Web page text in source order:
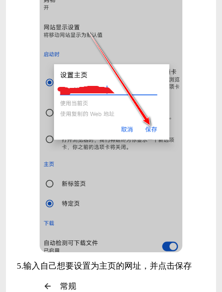
5.输入自己想要设置为主页的网址，并点击保存